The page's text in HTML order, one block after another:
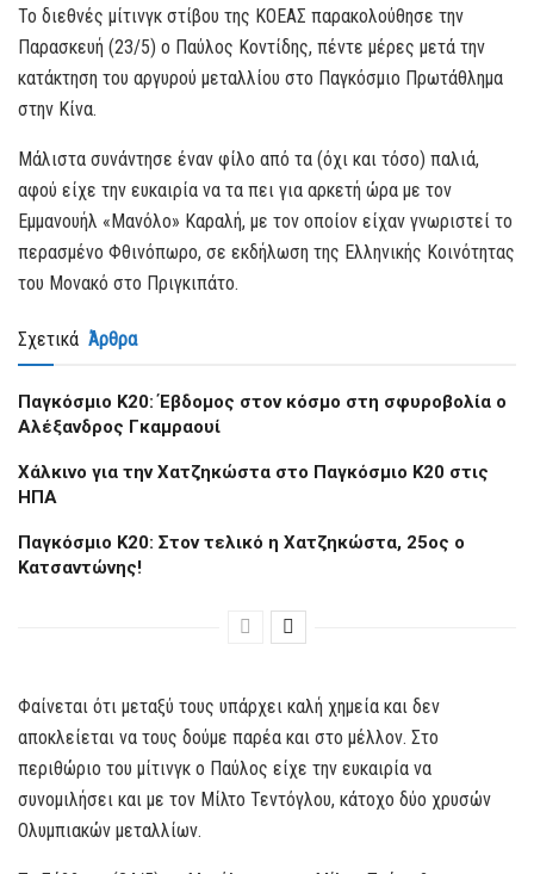
Το διεθνές μίτινγκ στίβου της ΚΟΕΑΣ παρακολούθησε την
Παρασκευή (23/5) ο Παύλος Κοντίδης, πέντε μέρες μετά την
κατάκτηση του αργυρού μεταλλίου στο Παγκόσμιο Πρωτάθλημα
στην Κίνα.
Μάλιστα συνάντησε έναν φίλο από τα (όχι και τόσο) παλιά,
αφού είχε την ευκαιρία να τα πει για αρκετή ώρα με τον
Εμμανουήλ «Μανόλο» Καραλή, με τον οποίον είχαν γνωριστεί το
περασμένο Φθινόπωρο, σε εκδήλωση της Ελληνικής Κοινότητας
του Μονακό στο Πριγκιπάτο.
Σχετικά Άρθρα
Παγκόσμιο Κ20: Έβδομος στον κόσμο στη σφυροβολία ο
Αλέξανδρος Γκαμραουί
Xάλκινο για την Χατζηκώστα στο Παγκόσμιο Κ20 στις
ΗΠΑ
Παγκόσμιο Κ20: Στον τελικό η Χατζηκώστα, 25ος ο
Κατσαντώνης!
Φαίνεται ότι μεταξύ τους υπάρχει καλή χημεία και δεν
αποκλείεται να τους δούμε παρέα και στο μέλλον. Στο
περιθώριο του μίτινγκ ο Παύλος είχε την ευκαιρία να
συνομιλήσει και με τον Μίλτο Τεντόγλου, κάτοχο δύο χρυσών
Ολυμπιακών μεταλλίων.